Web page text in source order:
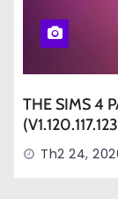
THE SIMS 4
Th2 24,